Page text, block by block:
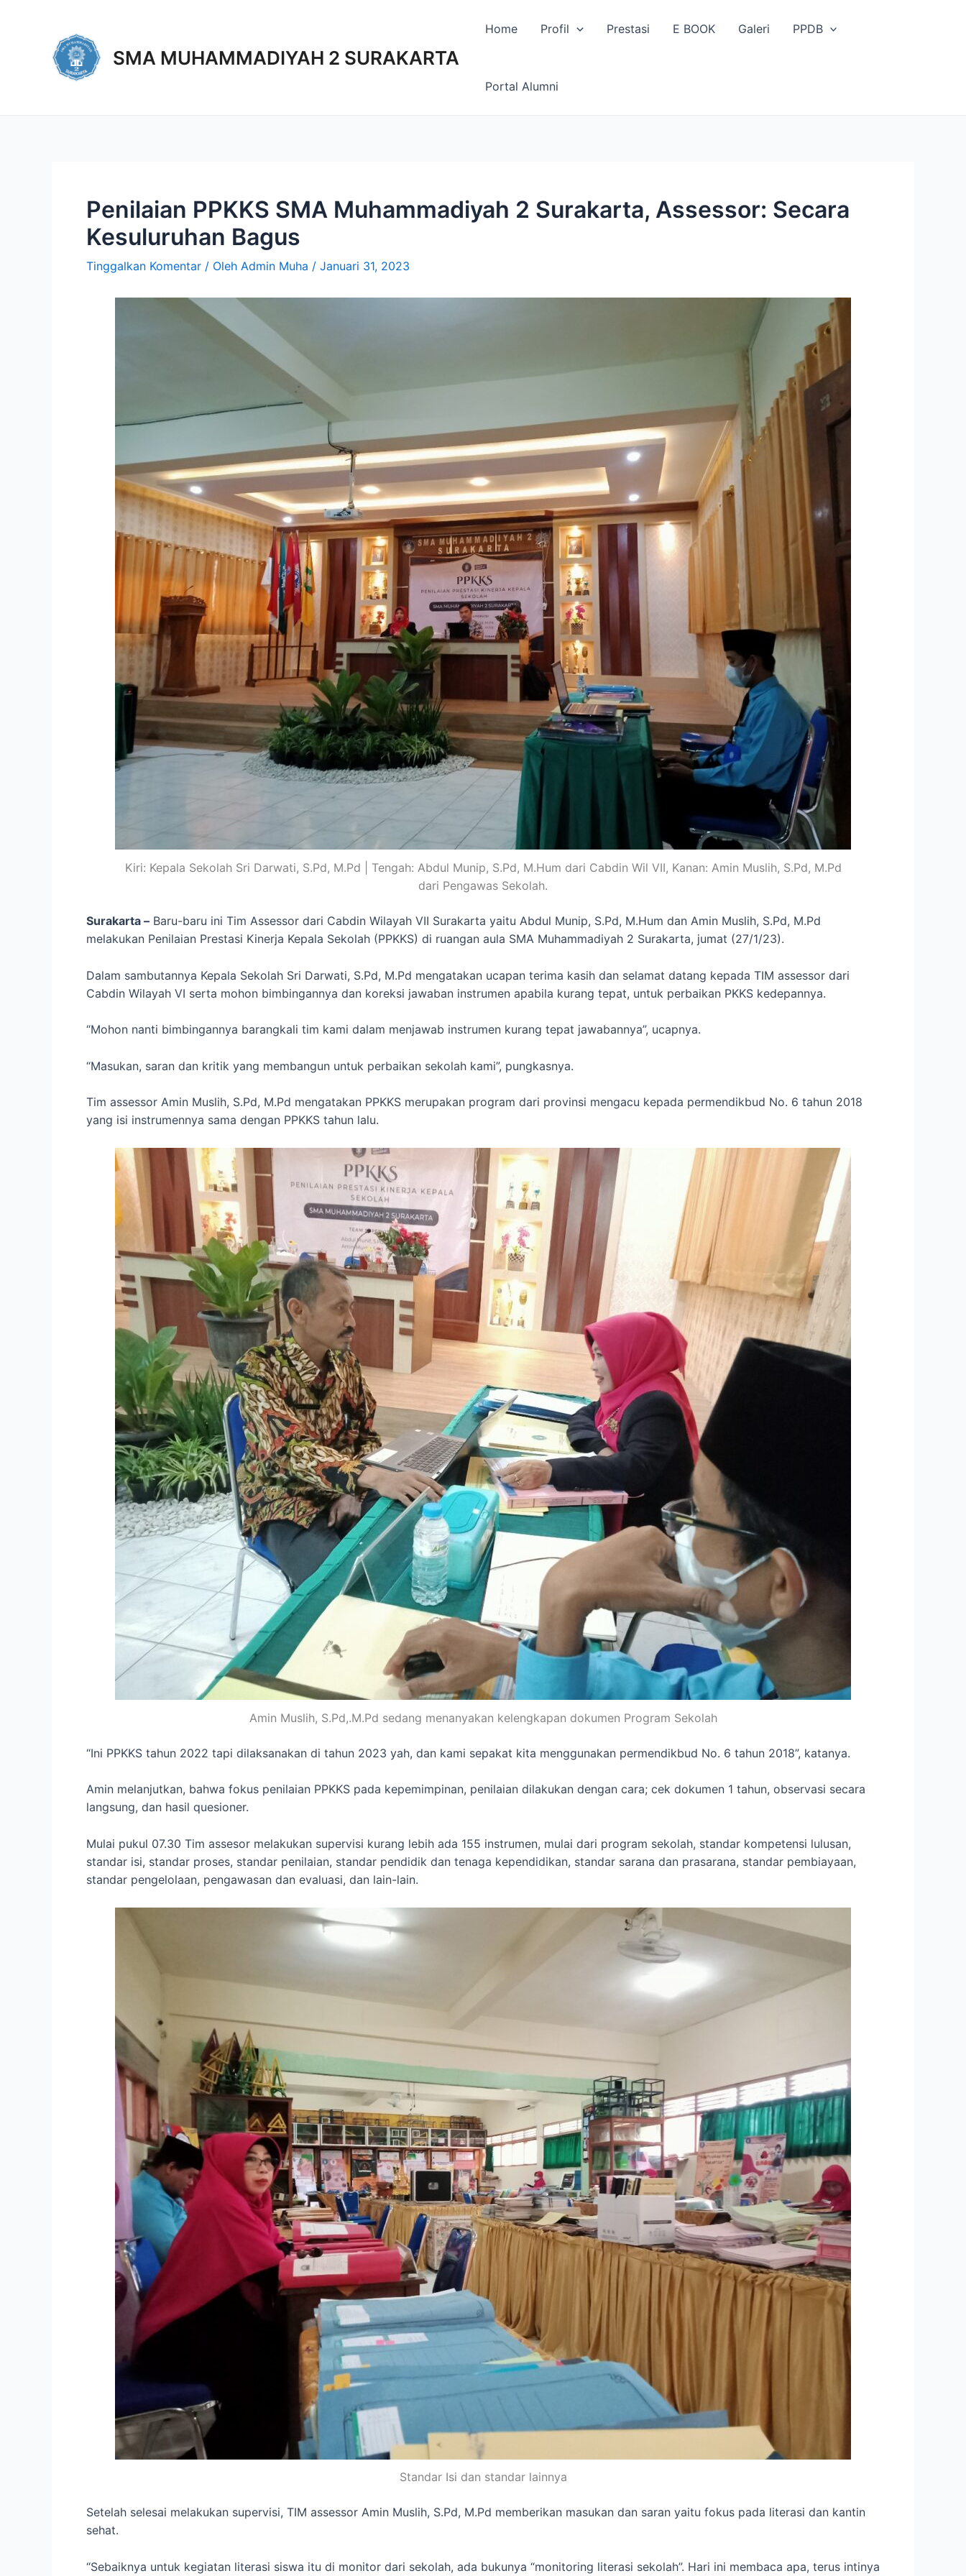
SMA MUHAMMADIYAH 2 SURAKARTA
Home Profil Prestasi E BOOK Galeri PPDB
Portal Alumni
Penilaian PPKKS SMA Muhammadiyah 2 Surakarta, Assessor: Secara
Kesuluruhan Bagus
Tinggalkan Komentar / Oleh Admin Muha / Januari 31, 2023
Kiri: Kepala Sekolah Sri Darwati, S.Pd, M.Pd | Tengah: Abdul Munip, S.Pd, M.Hum dari Cabdin Wil VII, Kanan: Amin Muslih, S.Pd, M.Pd
dari Pengawas Sekolah.
Surakarta – Baru-baru ini Tim Assessor dari Cabdin Wilayah VII Surakarta yaitu Abdul Munip, S.Pd, M.Hum dan Amin Muslih, S.Pd, M.Pd
melakukan Penilaian Prestasi Kinerja Kepala Sekolah (PPKKS) di ruangan aula SMA Muhammadiyah 2 Surakarta, jumat (27/1/23).
Dalam sambutannya Kepala Sekolah Sri Darwati, S.Pd, M.Pd mengatakan ucapan terima kasih dan selamat datang kepada TIM assessor dari
Cabdin Wilayah VI serta mohon bimbingannya dan koreksi jawaban instrumen apabila kurang tepat, untuk perbaikan PKKS kedepannya.
“Mohon nanti bimbingannya barangkali tim kami dalam menjawab instrumen kurang tepat jawabannya”, ucapnya.
“Masukan, saran dan kritik yang membangun untuk perbaikan sekolah kami”, pungkasnya.
Tim assessor Amin Muslih, S.Pd, M.Pd mengatakan PPKKS merupakan program dari provinsi mengacu kepada permendikbud No. 6 tahun 2018
yang isi instrumennya sama dengan PPKKS tahun lalu.
Amin Muslih, S.Pd,.M.Pd sedang menanyakan kelengkapan dokumen Program Sekolah
“Ini PPKKS tahun 2022 tapi dilaksanakan di tahun 2023 yah, dan kami sepakat kita menggunakan permendikbud No. 6 tahun 2018”, katanya.
Amin melanjutkan, bahwa fokus penilaian PPKKS pada kepemimpinan, penilaian dilakukan dengan cara; cek dokumen 1 tahun, observasi secara
langsung, dan hasil quesioner.
Mulai pukul 07.30 Tim assesor melakukan supervisi kurang lebih ada 155 instrumen, mulai dari program sekolah, standar kompetensi lulusan,
standar isi, standar proses, standar penilaian, standar pendidik dan tenaga kependidikan, standar sarana dan prasarana, standar pembiayaan,
standar pengelolaan, pengawasan dan evaluasi, dan lain-lain.
Standar Isi dan standar lainnya
Setelah selesai melakukan supervisi, TIM assessor Amin Muslih, S.Pd, M.Pd memberikan masukan dan saran yaitu fokus pada literasi dan kantin
sehat.
“Sebaiknya untuk kegiatan literasi siswa itu di monitor dari sekolah, ada bukunya “monitoring literasi sekolah”. Hari ini membaca apa, terus intinya